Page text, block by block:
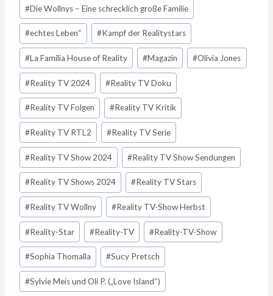
#Die Wollnys – Eine schrecklich große Familie
#echtes Leben“ #Kampf der Realitystars
#La Familia House of Reality #Magazin #Olivia Jones
#Reality TV 2024 #Reality TV Doku
#Reality TV Folgen #Reality TV Kritik
#Reality TV RTL2 #Reality TV Serie
#Reality TV Show 2024 #Reality TV Show Sendungen
#Reality TV Shows 2024 #Reality TV Stars
#Reality TV Wollny #Reality TV-Show Herbst
#Reality-Star #Reality-TV #Reality-TV-Show
#Sophia Thomalla #Sucy Pretsch
#Sylvie Meis und Oli P. („Love Island“)